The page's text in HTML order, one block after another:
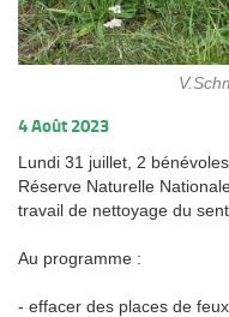
4 Août 2023
Lundi 31 juillet, 2
Réserve Naturelle
travail de nettoyage du
Au programme :
- effacer des places de feux